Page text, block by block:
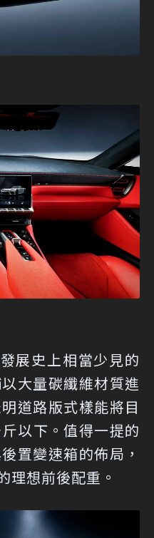
展史上相當少見的
大量碳纖維材質進
道路版式樣能將目
以下。值得一提的
置變速箱的佈局，
理想前後配重。